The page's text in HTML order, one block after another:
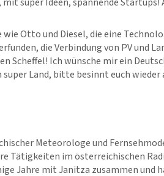
wie Otto und Diesel, die eine
die Verbindung von PV und
Scheffel! Ich wünsche mir ein
Land, bitte besinnt euch wieder
Meteorologe und
Tätigkeiten im österreichischen
Jahre mit Janitza zusammen und